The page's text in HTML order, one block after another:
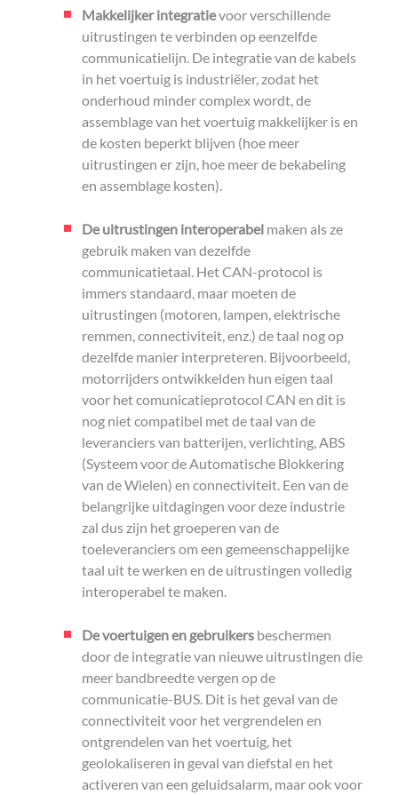
Makkelijker integratievoor verschillende
uitrustingen te verbinden op eenzelfde
communicatielijn. De integratie van de kabels
in het voertuig is industriëler, zodat het
onderhoud minder complex wordt, de
assemblage van het voertuig makkelijker is en
de kosten beperkt blijven (hoe meer
uitrustingen er zijn, hoe meer de bekabeling
en assemblage kosten).
De uitrustingen interoperabel maken als ze
gebruik maken van dezelfde
communicatietaal. Het CAN-protocol is
immers standaard, maar moeten de
uitrustingen (motoren, lampen, elektrische
remmen, connectiviteit, enz.) de taal nog op
dezelfde manier interpreteren. Bijvoorbeeld,
motorrijders ontwikkelden hun eigen taal
voor het comunicatieprotocol CAN en dit is
nog niet compatibel met de taal van de
leveranciers van batterijen, verlichting, ABS
(Systeem voor de Automatische Blokkering
van de Wielen) en connectiviteit. Een van de
belangrijke uitdagingen voor deze industrie
zal dus zijn het groeperen van de
toeleveranciers om een gemeenschappelijke
taal uit te werken en de uitrustingen volledig
interoperabel te maken.
De voertuigen en gebruikers beschermen
door de integratie van nieuwe uitrustingen die
meer bandbreedte vergen op de
communicatie-BUS. Dit is het geval van de
connectiviteit voor het vergrendelen en
ontgrendelen van het voertuig, het
geolokaliseren in geval van diefstal en het
activeren van een geluidsalarm, maar ook voor